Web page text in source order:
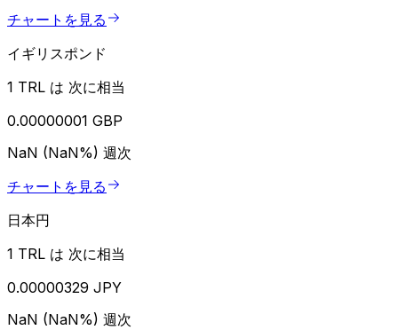
チャートを見る
イギリスポンド
1 TRL は 次に相当
0.00000001 GBP
NaN (NaN%) 週次
チャートを見る
日本円
1 TRL は 次に相当
0.00000329 JPY
NaN (NaN%) 週次